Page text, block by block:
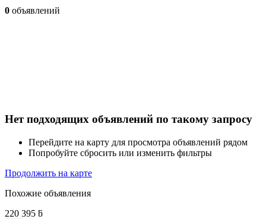
0 объявлений
Нет подходящих объявлений по такому запросу
Перейдите на карту для просмотра объявлений рядом
Попробуйте сбросить или изменить фильтры
Продолжить на карте
Похожие объявления
220 395 ƃ